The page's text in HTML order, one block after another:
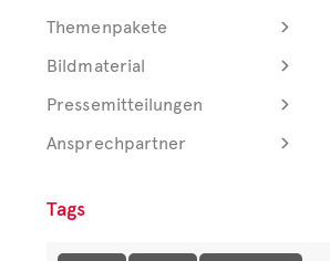
Themenpakete
Bildmaterial
Pressemitteilungen
Ansprechpartner
Tags
WILLKOMMEN IM
VERMARKTERBLOG
Aktuelle Beiträge und Formate
• CEO Kommentare